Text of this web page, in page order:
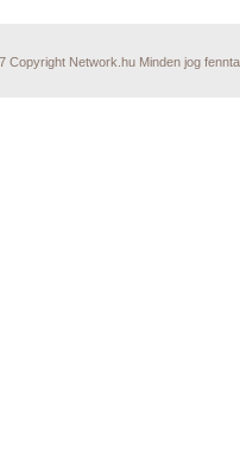
Copyright Network.hu Minden jog